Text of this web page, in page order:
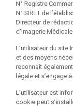
N° Registre
N° SIRET de
Directeur de
d'Imagerie Médicale
L’utilisateur du site
et des moyens
reconnaît
légale et s’engage
L’utilisateur est
cookie peut